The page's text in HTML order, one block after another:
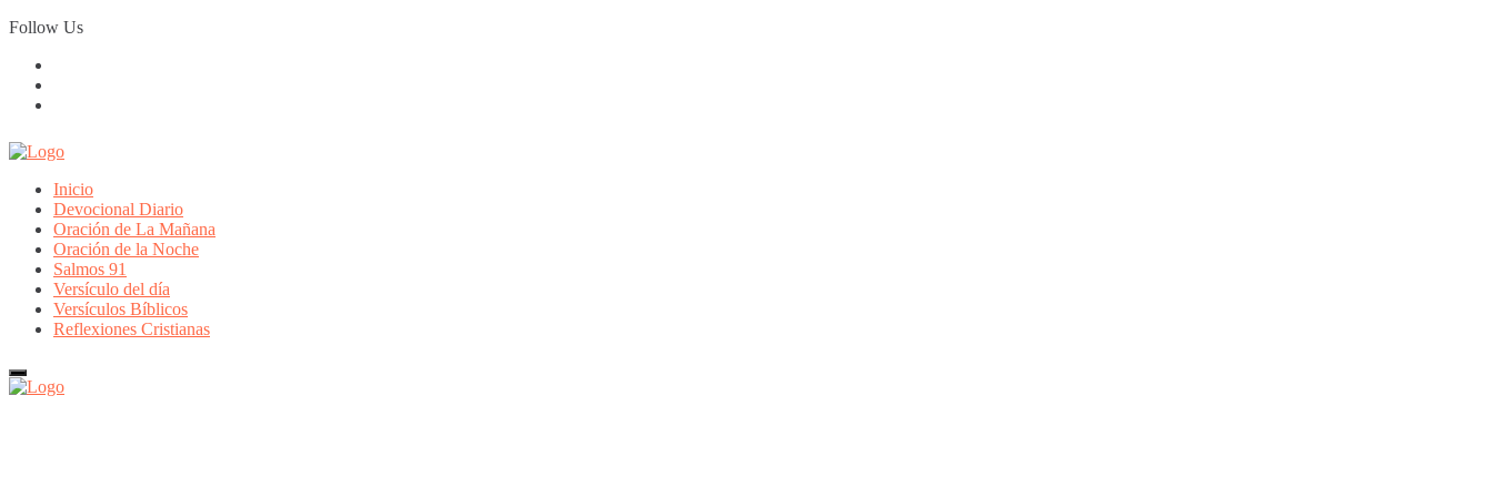
Skip
to
Follow Us
Inicio
Devocional Diario
Oración de La Mañana
Oración de la Noche
Salmos 91
Versículo del día
Versículos Bíblicos
Reflexiones Cristianas